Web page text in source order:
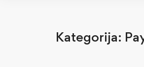
Kategorija: